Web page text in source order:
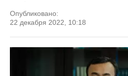
Опубликовано:
22 декабря 2022, 10:18